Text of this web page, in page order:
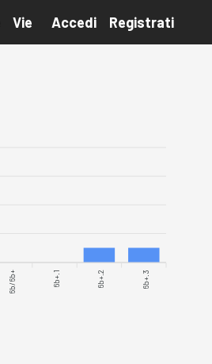
Vie Accedi Registrati
6b/6b+ 6b+.1 6b+.2 6b+.3